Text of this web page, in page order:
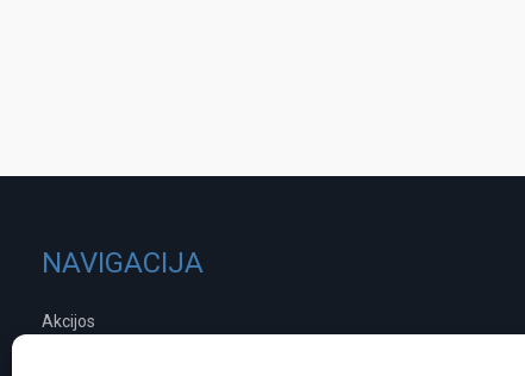
NAVIGACIJA
Akcijos